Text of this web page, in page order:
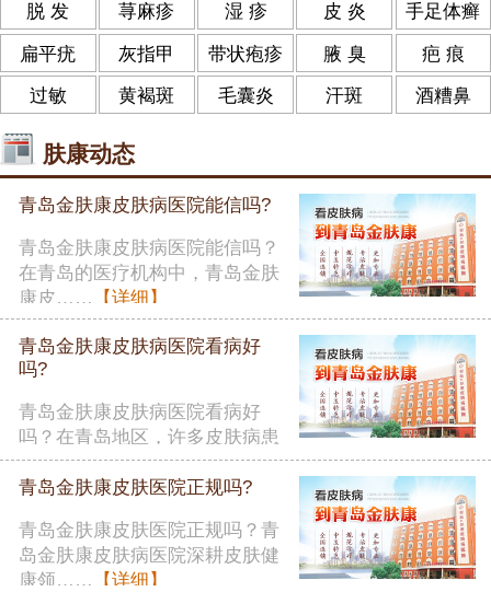
脱 发 荨麻疹 湿 疹 皮 炎 手足体癣
扁平疣 灰指甲 带状疱疹 腋 臭 疤 痕
过敏 黄褐斑 毛囊炎 汗斑 酒糟鼻
肤康动态
青岛金肤康皮肤病医院能信吗?
青岛金肤康皮肤病医院能信吗？
在青岛的医疗机构中，青岛金肤
康皮…… 【详细】
青岛金肤康皮肤病医院看病好
吗?
青岛金肤康皮肤病医院看病好
吗？在青岛地区，许多皮肤病患
者在……【详细】
青岛金肤康皮肤医院正规吗?
青岛金肤康皮肤医院正规吗？青
岛金肤康皮肤病医院深耕皮肤健
康领…… 【详细】